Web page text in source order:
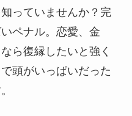
っていませんか？完
ペナル。恋愛、金
ら復縁したいと強く
頭がいっぱいだった